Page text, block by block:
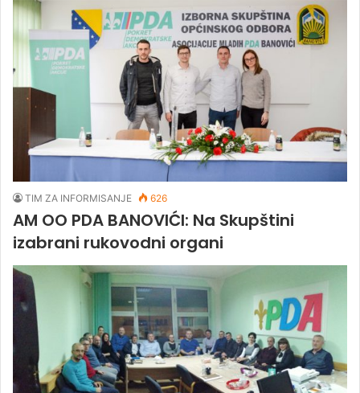
TIM ZA INFORMISANJE 626
AM OO PDA BANOVIĆI: Na Skupštini
izabrani rukovodni organi